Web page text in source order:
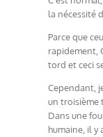
la nécessité
Parce que
rapidement,
tord et ceci
Cependant,
un troisième
Dans une
humaine, il y